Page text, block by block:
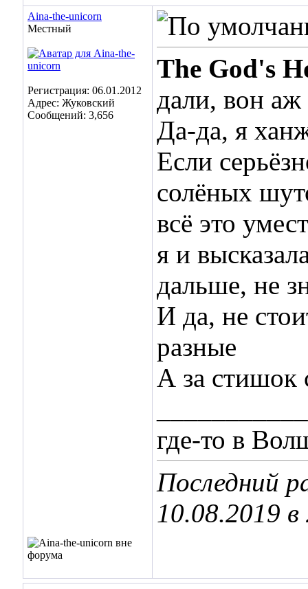
Aina-the-unicorn
Местный
Регистрация: 06.01.2012
Адрес: Жуковский
Сообщений: 3,656
The God's
дали, вон
Да-да, я
Если
солёных
всё это
я и
дальше, не
И да, не
разные
А за стишок
где-то в
Последний
10.08.2019 в